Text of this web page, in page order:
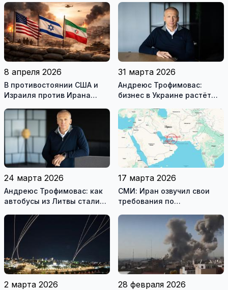
государственными
служащими
8 апреля 2026
В противостоянии США и
Израиля против Ирана
перемирие
31 марта 2026
Андреюс Трофимовас:
бизнес в Украине растёт
24 марта 2026
Андреюс Трофимовас: как
автобусы из Литвы стали
охваченного огнём
Мариуполя (фотогалерея)
17 марта 2026
СМИ: Иран озвучил свои
требования по
2 марта 2026 28 февраля 2026